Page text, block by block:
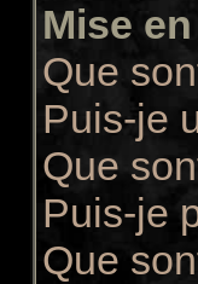
Mise
Que
Puis-je
Que
Puis-je
Que